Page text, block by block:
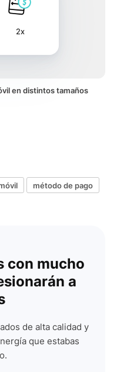
2x
en distintos tamaños
método de pago
con mucho
a
de alta calidad y
que estabas